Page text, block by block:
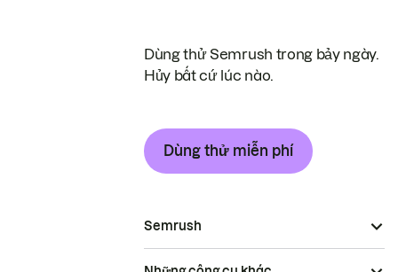
Dùng thử Semrush trong bảy ngày.
Hủy bất cứ lúc nào.
Dùng thử miễn phí
Semrush